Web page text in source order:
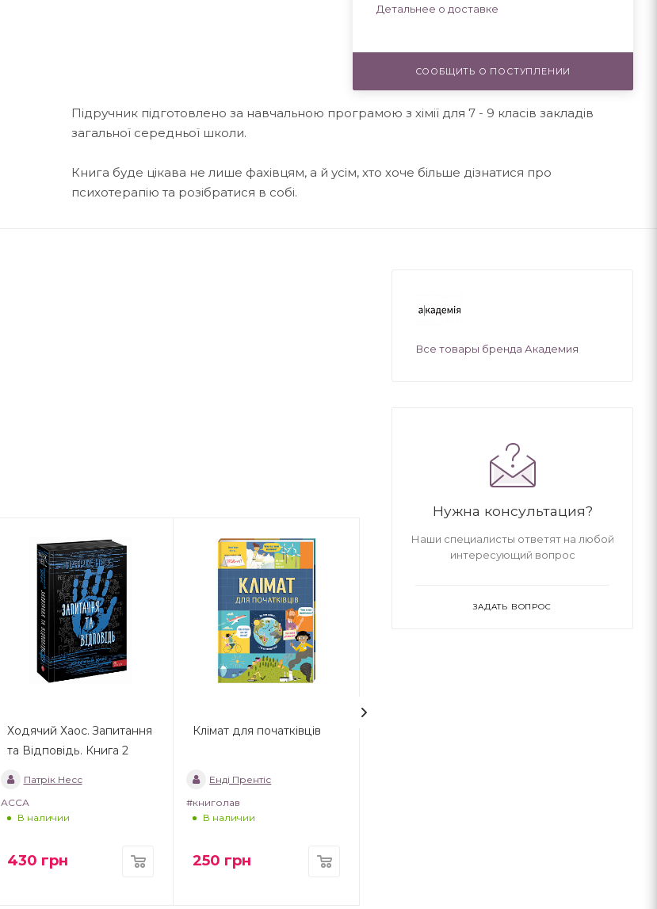
Детальнее о доставке
СООБЩИТЬ О ПОСТУПЛЕНИИ
Підручник підготовлено за навчальною програмою з хімії для 7 - 9 класів закладів
загальної середньої школи.
Книга буде цікава не лише фахівцям, а й усім, хто хоче більше дізнатися про
психотерапію та розібратися в собі.
Ходячий Хаос. Запитання
та Відповідь. Книга 2
Патрік Несс
АССА
В наличии
430 грн
Клімат для початківців
Енді Прентіс
#книголав
В наличии
250 грн
Все товары бренда Академия
Нужна консультация?
Наши специалисты ответят на любой
интересующий вопрос
ЗАДАТЬ ВОПРОС